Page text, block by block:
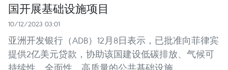
国开展基础设施项目
10/12/2023 03:01
亚洲开发银行（ADB）12月8日表示，已批准向菲律宾
提供2亿美元贷款，协助该国建设低碳排放、气候可